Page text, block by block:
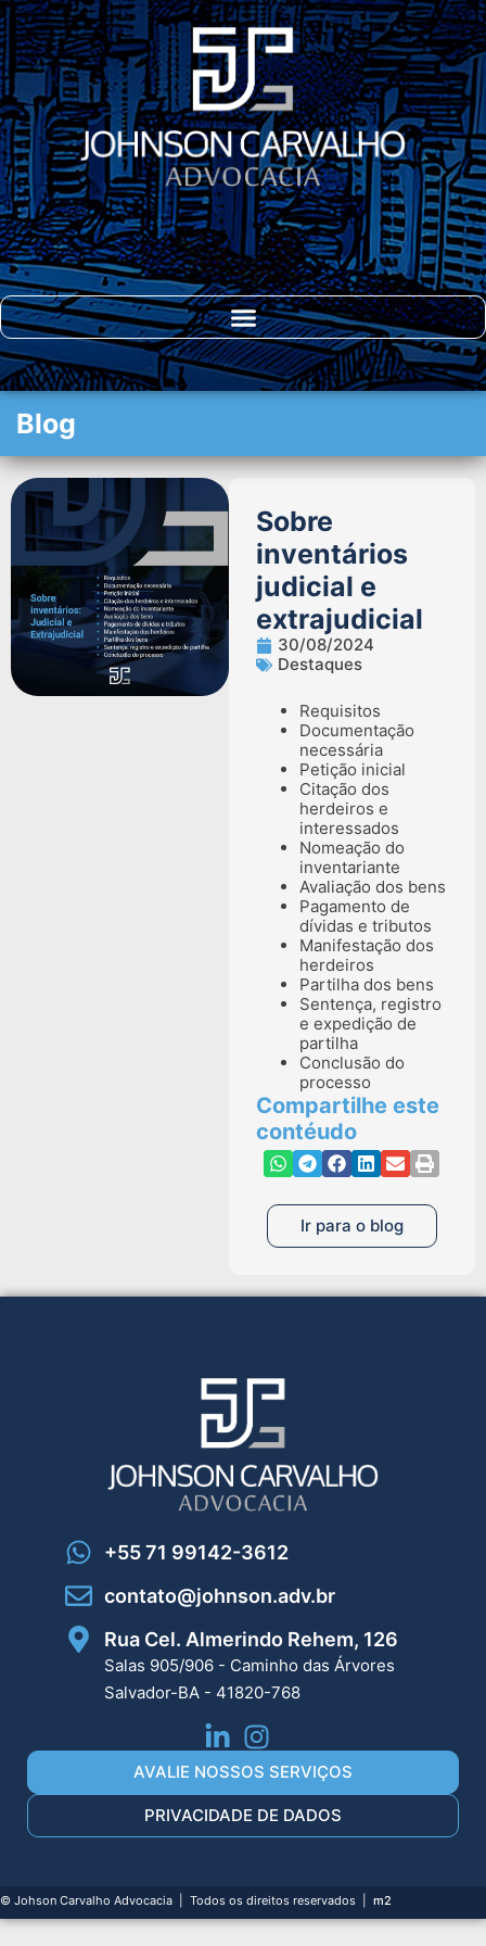
DIREITO DO
CONSUMIDOR
Blog
Sobre
inventários
judicial e
extrajudicial
30/08/2024
Destaques
Requisitos
Documentação
necessária
Petição inicial
Citação dos
herdeiros e
interessados
Nomeação do
inventariante
Avaliação dos bens
Pagamento de
dívidas e tributos
Manifestação dos
herdeiros
Partilha dos bens
Sentença, registro
e expedição de
partilha
Conclusão do
processo
Compartilhe este
contéudo
Ir para o blog
+55 71 99142-3612
contato@johnson.adv.br
Rua Cel. Almerindo Rehem, 126
Salas 905/906 - Caminho das Árvores
Salvador-BA - 41820-768
AVALIE NOSSOS SERVIÇOS
PRIVACIDADE DE DADOS
© Johson Carvalho Advocacia | Todos os direitos reservados | m2